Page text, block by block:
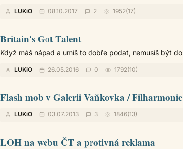
LUKiO 08.10.2017 2 1952(17)
Britain's Got Talent
Když máš nápad a umíš to dobře podat, nemusíš být
LUKiO 26.05.2016 0 1792(10)
Flash mob v Galerii Vaňkovka /
LUKiO 03.07.2013 3 1846(13)
LOH na webu ČT a protivná reklama